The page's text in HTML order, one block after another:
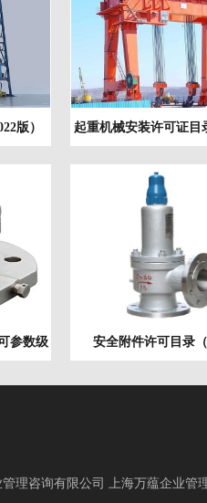
版） 起重机械安装许可证目
参数级 安全附件许可目录（
理咨询有限公司 上海万蕴企业管